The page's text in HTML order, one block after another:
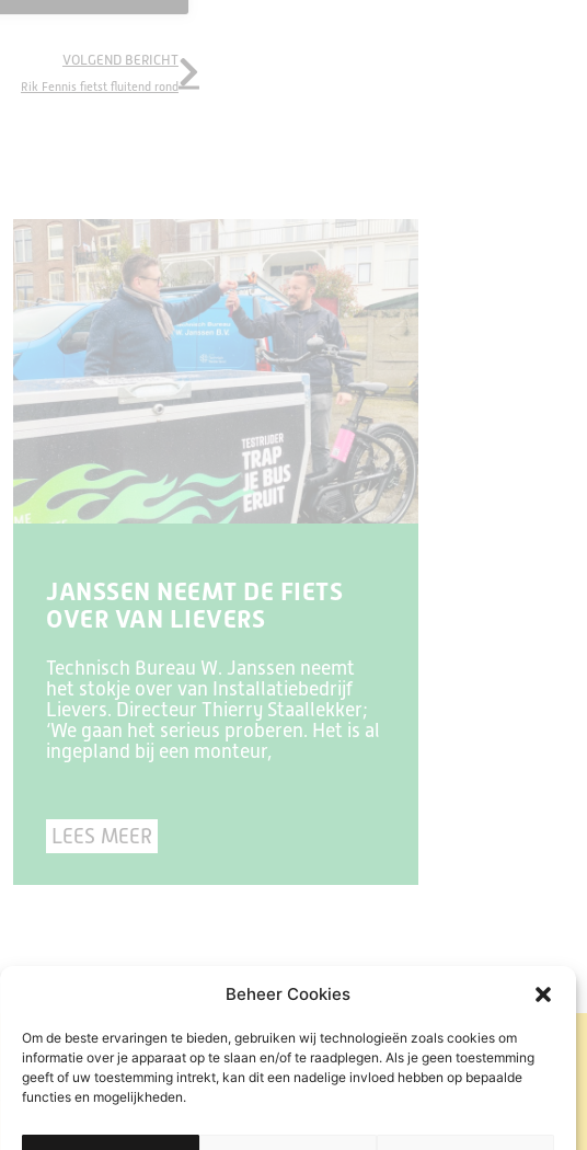
Beheer Cookies
Om de beste ervaringen te bieden, gebruiken wij technologieën zoals cookies om
informatie over je apparaat op te slaan en/of te raadplegen. Als je geen toestemming
geeft of uw toestemming intrekt, kan dit een nadelige invloed hebben op bepaalde
functies en mogelijkheden.
VOLGEND BERICHT
Rik Fennis fietst fluitend rond
JANSSEN NEEMT DE FIETS
OVER VAN LIEVERS
Technisch Bureau W. Janssen neemt
het stokje over van Installatiebedrijf
Lievers. Directeur Thierry Staallekker;
‘We gaan het serieus proberen. Het is al
ingepland bij een monteur,
LEES MEER